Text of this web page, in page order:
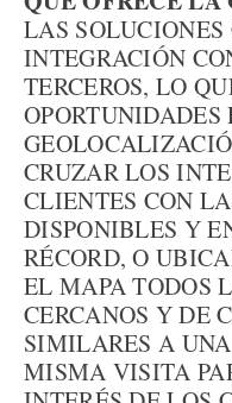
LAS
INTEGRACIÓN
TERCEROS, LO
CRUZAR LOS
CLIENTES CON
DISPONIBLES Y
RÉCORD, O
EL MAPA TODOS
CERCANOS Y DE
SIMILARES A
MISMA VISITA